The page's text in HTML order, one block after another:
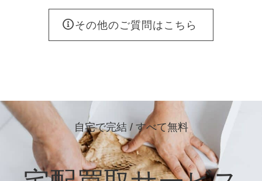
その他のご質問はこちら
自宅で完結 / すべて無料